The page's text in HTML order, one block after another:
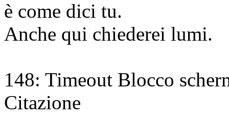
è come dici tu.
Anche qui chiederei lumi.
148: Timeout Blocco
Citazione